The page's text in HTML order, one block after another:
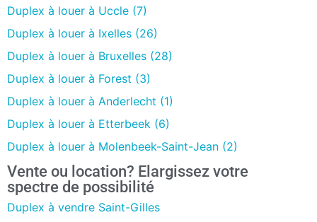
Duplex à louer à Uccle (7)
Duplex à louer à Ixelles (26)
Duplex à louer à Bruxelles (28)
Duplex à louer à Forest (3)
Duplex à louer à Anderlecht (1)
Duplex à louer à Etterbeek (6)
Duplex à louer à Molenbeek-Saint-Jean (2)
Vente ou location? Elargissez votre
spectre de possibilité
Duplex à vendre Saint-Gilles